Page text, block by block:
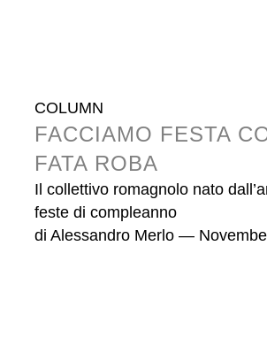
COLUMN
FACCIAMO FESTA
FATA ROBA
Il collettivo romagnolo nato
feste di compleanno
di Alessandro Merlo —